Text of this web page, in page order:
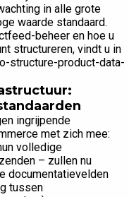
in alle grote
waarde standaard.
beheer en hoe u
structureren, vindt u in
structure-product-data-
ingrijpende
met zich mee:
volledige
– zullen nu
documentatievelden
tussen